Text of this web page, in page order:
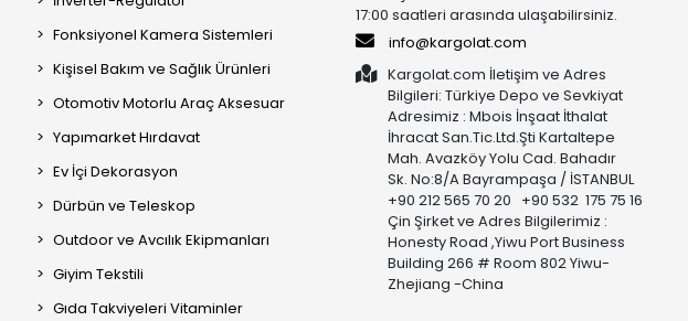
Fonksiyonel Kamera Sistemleri
Kişisel Bakım ve Sağlık Ürünleri
Otomotiv Motorlu Araç Aksesuar
Yapımarket Hırdavat
Ev İçi Dekorasyon
Dürbün ve Teleskop
Outdoor ve Avcılık Ekipmanları
Giyim Tekstili
Gıda Takviyeleri Vitaminler
17:00 saatleri arasında ulaşabilirsiniz.
info@kargolat.com
Kargolat.com İletişim ve Adres
Bilgileri: Türkiye Depo ve Sevkiyat
Adresimiz : Mbois İnşaat İthalat
İhracat San.Tic.Ltd.Şti Kartaltepe
Mah. Avazköy Yolu Cad. Bahadır
Sk. No:8/A Bayrampaşa / İSTANBUL
+90 212 565 70 20 +90 532 175 75 16
Çin Şirket ve Adres Bilgilerimiz :
Honesty Road ,Yiwu Port Business
Building 266 # Room 802 Yiwu-
Zhejiang -China